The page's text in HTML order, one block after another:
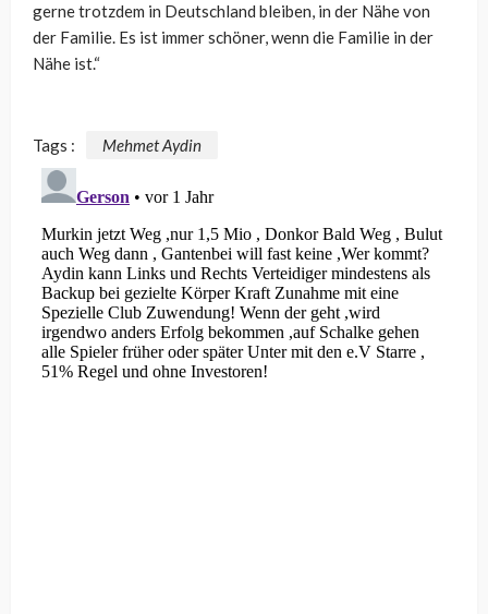
gerne trotzdem in Deutschland bleiben, in der Nähe von
der Familie. Es ist immer schöner, wenn die Familie in der
Nähe ist.“
Tags : Mehmet Aydin